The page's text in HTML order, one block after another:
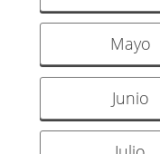
Mayo
Junio